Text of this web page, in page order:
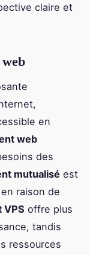
claire et
en
web
des
mutualisé est
raison de
VPS offre plus
tandis
ressources